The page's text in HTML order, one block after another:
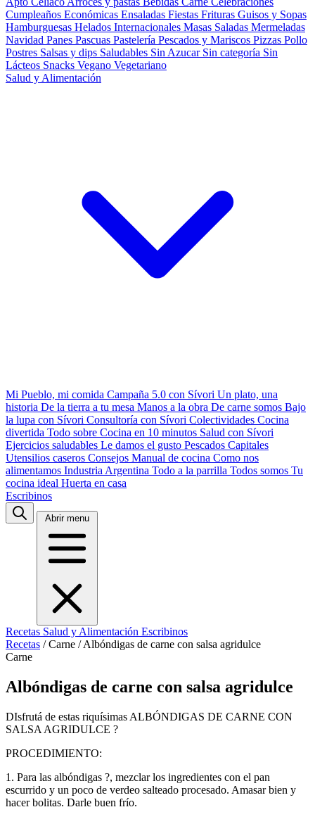
Cumpleaños Económicas Ensaladas Fiestas Frituras Guisos y Sopas
Hamburguesas Helados Internacionales Masas Saladas Mermeladas
Navidad Panes Pascuas Pastelería Pescados y Mariscos Pizzas Pollo
Postres Salsas y dips Saludables Sin Azucar Sin categoría Sin
Lácteos Snacks Vegano Vegetariano
Salud y Alimentación
Mi Pueblo, mi comida Campaña 5.0 con Sívori Un plato, una
historia De la tierra a tu mesa Manos a la obra De carne somos Bajo
la lupa con Sívori Consultoría con Sívori Colectividades Cocina
divertida Todo sobre Cocina en 10 minutos Salud con Sívori
Ejercicios saludables Le damos el gusto Pescados Capitales
Utensilios caseros Consejos Manual de cocina Como nos
alimentamos Industria Argentina Todo a la parrilla Todos somos Tu
cocina ideal Huerta en casa
Escribinos
Abrir menu
Recetas Salud y Alimentación Escribinos
Recetas / Carne / Albóndigas de carne con salsa agridulce
Carne
Albóndigas de carne con salsa agridulce
DIsfrutá de estas riquísimas ALBÓNDIGAS DE CARNE CON
SALSA AGRIDULCE ?
PROCEDIMIENTO:
1. Para las albóndigas ?, mezclar los ingredientes con el pan
escurrido y un poco de verdeo salteado procesado. Amasar bien y
hacer bolitas. Darle buen frío.